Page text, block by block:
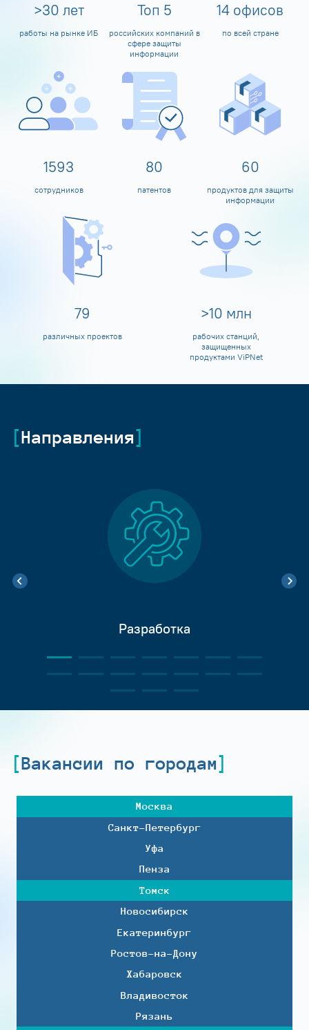
>30 лет
работы на рынке ИБ
Топ 5
российских компаний в
сфере защиты
информации
14 офисов
по всей стране
1600
сотрудников
80
патентов
60
продуктов для защиты
информации
80
различных проектов
>10 млн
рабочих станций,
защищенных
продуктами ViPNet
Направления
Разработка
Вакансии по городам
Москва
Санкт-Петербург
Уфа
Пенза
Томск
Новосибирск
Екатеринбург
Ростов-на-Дону
Хабаровск
Владивосток
Рязань